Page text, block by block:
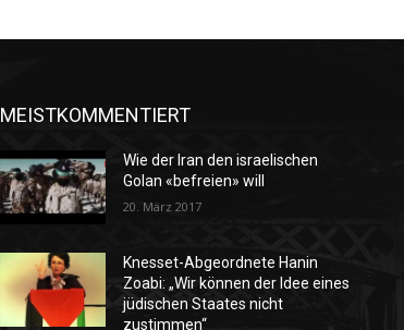
MEISTKOMMENTIERT
Wie der Iran den israelischen
Golan «befreien» will
20. März 2017
Knesset-Abgeordnete Hanin
Zoabi: „Wir können der Idee eines
jüdischen Staates nicht
zustimmen“